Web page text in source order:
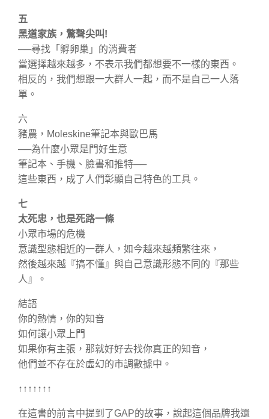
五
黑道家族，驚聲尖叫!
──尋找「孵卵巢」的消費者
當選擇越來越多，不表示我們都想要不一樣的東西。
相反的，我們想跟一大群人一起，而不是自己一人落
單。
六
豬農，Moleskine筆記本與歐巴馬
──為什麼小眾是門好生意
筆記本、手機、臉書和推特──
這些東西，成了人們彰顯自己特色的工具。
七
太死忠，也是死路一條
小眾市場的危機
意識型態相近的一群人，如今越來越頻繁往來，
然後越來越『搞不懂』與自己意識形態不同的『那些
人』。
結語
你的熱情，你的知音
如何讓小眾上門
如果你有主張，那就好好去找你真正的知音，
他們並不存在於虛幻的市調數據中。
↑↑↑↑↑↑↑
在這書的前言中提到了GAP的故事，說起這個品牌我還